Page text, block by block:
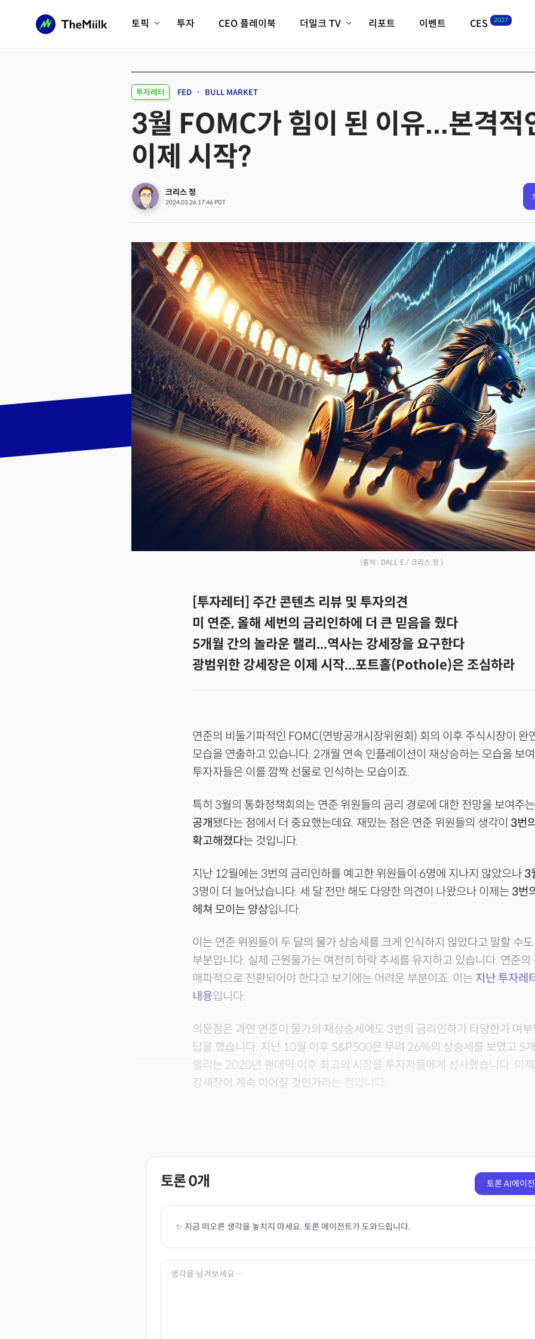
토픽
피지컬AI/로봇
AX비즈니스혁명 미래 교육/직업
전체 기사 보기
투자 CEO 플레이북 더밀크 TV
크리스의 뉴욕 시그널
리포트 이벤트 CES 2027
필드 가이드
CES2027 with
투자레터 FED BULL MARKET
3월 FOMC가 힘이 된 이유...본격적
이제 시작?
크리스 정
2024.03.26 17:46 PDT
(출처 : DALL E / 크리스 정 )
[투자레터] 주간 콘텐츠 리뷰 및 투자의견
미 연준, 올해 세번의 금리인하에 더 큰 믿음을 줬다
5개월 간의 놀라운 랠리...역사는 강세장을 요구한다
광범위한 강세장은 이제 시작...포트홀(Pothole)은 조심하라
연준의 비둘기파적인 FOMC(연방공개시장위원회) 회의 이후 주식시장이 완
모습을 연출하고 있습니다. 2개월 연속 인플레이션이 재상승하는 모습을 보
투자자들은 이를 깜짝 선물로 인식하는 모습이죠.
특히 3월의 통화정책회의는 연준 위원들의 금리 경로에 대한 전망을 보여주
공개됐다는 점에서 더 중요했는데요. 재밌는 점은 연준 위원들의 생각이 3번
확고해졌다는 것입니다.
지난 12월에는 3번의 금리인하를 예고한 위원들이 6명에 지나지 않았으나 3
3명이 더 늘어났습니다. 세 달 전만 해도 다양한 의견이 나왔으나 이제는 3번
헤쳐 모이는 양상입니다.
이는 연준 위원들이 두 달의 물가 상승세를 크게 인식하지 않았다고 말할 수
부분입니다. 실제 근원물가는 여전히 하락 추세를 유지하고 있습니다. 연준의
매파적으로 전환되어야 한다고 보기에는 어려운 부분이죠. 이는 지난 투자레
내용입니다.
의문점은 과연 연준이 물가의 재상승세에도 3번의 금리인하가 타당한가 여
답을 했습니다. 지난 10월 이후 S&P500은 무려 26%의 상승세를 보였고 5
랠리는 2020년 팬데믹 이후 최고의 시장을 투자자들에게 선사했습니다. 이
강세장이 계속 이어질 것인가라는 점입니다.
토론0개 토론 AI에이
✨ 지금 떠오른 생각을 놓치지 마세요. 토론 에이전트가 도와드립니다.